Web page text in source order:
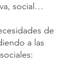
social…
de
a las